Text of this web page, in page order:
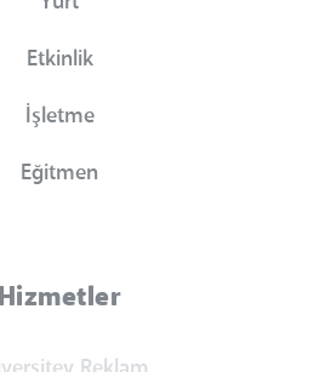
Etkinlik
İşletme
Eğitmen
Hizmetler